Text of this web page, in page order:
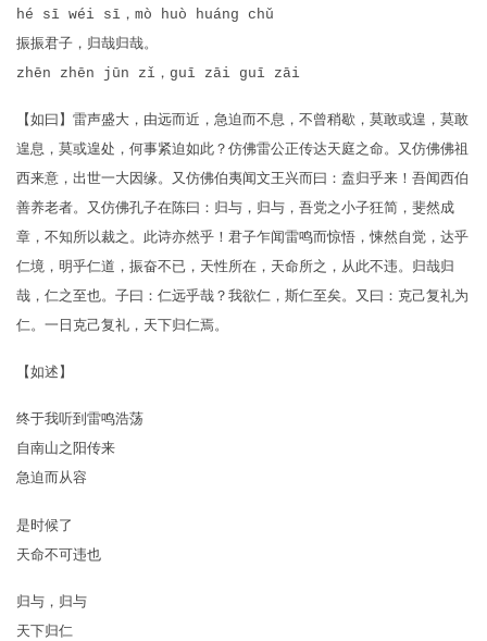
hé sī wéi sī，mò huò huáng chǔ
振振君子，归哉归哉。
zhēn zhēn jūn zǐ，guī zāi guī zāi
【如曰】雷声盛大，由远而近，急迫而不息，不曾稍歇，莫敢或遑，莫敢
遑息，莫或遑处，何事紧迫如此？仿佛雷公正传达天庭之命。又仿佛佛祖
西来意，出世一大因缘。又仿佛伯夷闻文王兴而曰：盍归乎来！吾闻西伯
善养老者。又仿佛孔子在陈曰：归与，归与，吾党之小子狂简，斐然成
章，不知所以裁之。此诗亦然乎！君子乍闻雷鸣而惊悟，悚然自觉，达乎
仁境，明乎仁道，振奋不已，天性所在，天命所之，从此不违。归哉归
哉，仁之至也。子曰：仁远乎哉？我欲仁，斯仁至矣。又曰：克己复礼为
仁。一日克己复礼，天下归仁焉。
【如述】
终于我听到雷鸣浩荡
自南山之阳传来
急迫而从容
是时候了
天命不可违也
归与，归与
天下归仁